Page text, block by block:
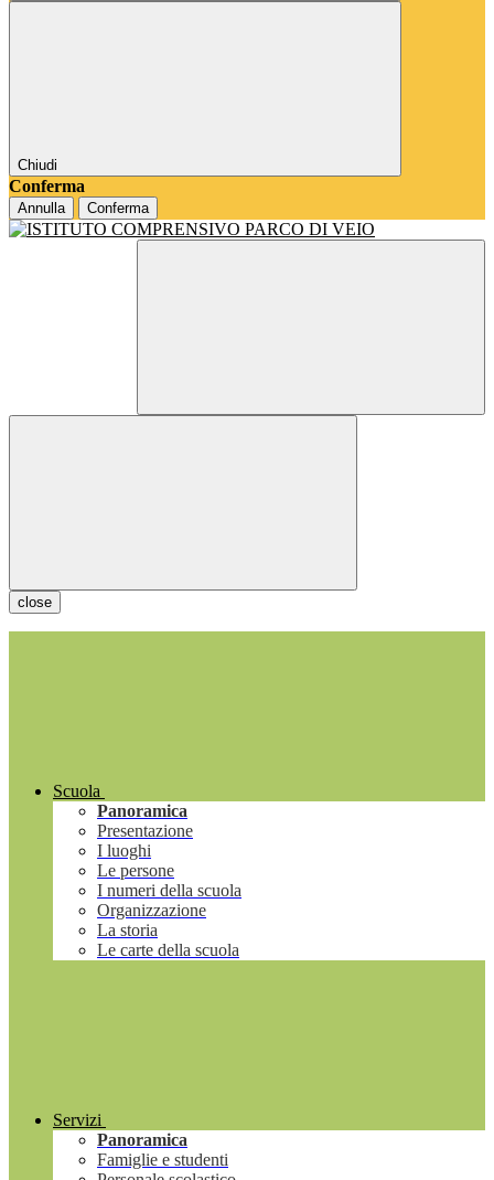
Chiudi
Conferma
Annulla Conferma
close
Scuola
Panoramica
Presentazione
I luoghi
Le persone
I numeri della scuola
Organizzazione
La storia
Le carte della scuola
Servizi
Panoramica
Famiglie e studenti